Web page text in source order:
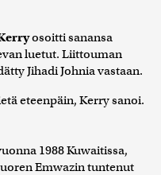
osoitti sanansa
luetut. Liittouman
Jihadi Johnia vastaan.
eteenpäin, Kerry sanoi.
1988 Kuwaitissa,
Emwazin tuntenut